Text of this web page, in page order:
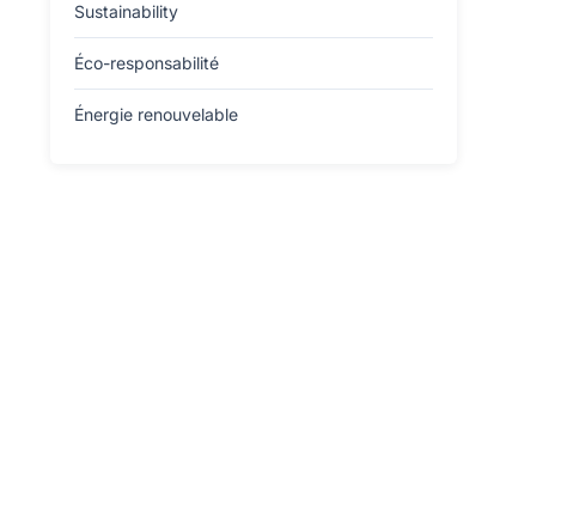
Sustainability
Éco-responsabilité
Énergie renouvelable